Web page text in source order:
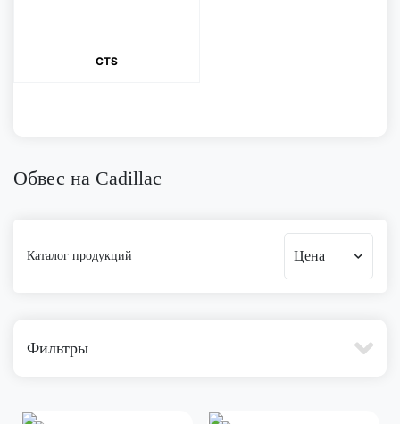
CTS
Обвес на Cadillac
Каталог продукций Цена
Фильтры